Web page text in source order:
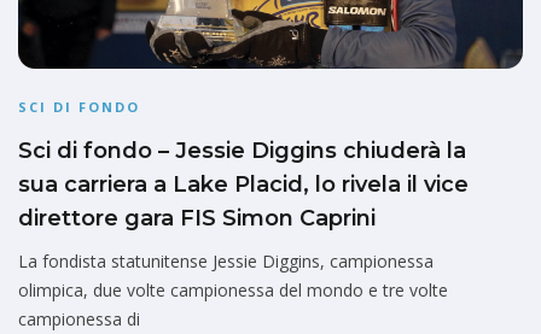
SCI DI FONDO
Sci di fondo – Jessie Diggins chiuderà la
sua carriera a Lake Placid, lo rivela il vice
direttore gara FIS Simon Caprini
La fondista statunitense Jessie Diggins, campionessa
olimpica, due volte campionessa del mondo e tre volte
campionessa di